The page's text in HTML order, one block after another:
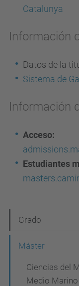
Catalunya
Información
Datos de la
Sistema de
Información
Acceso:
Estudiantes
a
Grado
Máster
Ciencias del
Medio Marino